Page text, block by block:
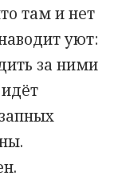
там и нет
уют:
за ними